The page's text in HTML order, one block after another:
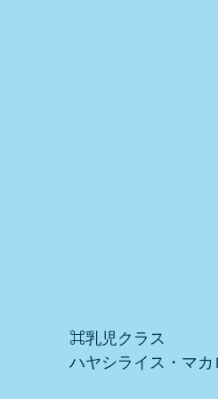
⌘乳児クラス
ハヤシライス・マ